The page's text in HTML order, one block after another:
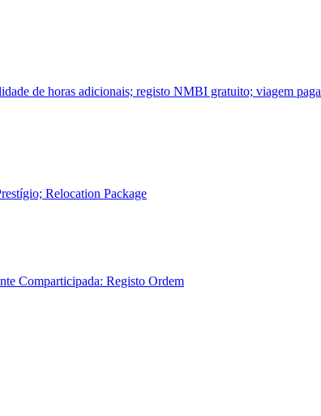
de horas adicionais; registo NMBI gratuito; viagem paga
Relocation Package
Comparticipada: Registo Ordem